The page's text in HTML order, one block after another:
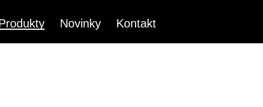
Novinky Kontakt